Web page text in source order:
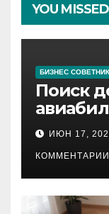
YOU MISSED
БИЗНЕС СОВЕТНИК
Поиск
ИЮН 17,
КОММЕНТАРИИ